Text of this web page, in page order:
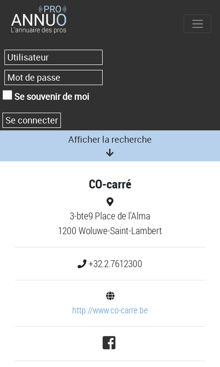
Se souvenir de moi
Afficher la recherche
CO-carré
3-bte9 Place de l'Alma
1200 Woluwe-Saint-Lambert
+32.2.7612300
http://www.co-carre.be